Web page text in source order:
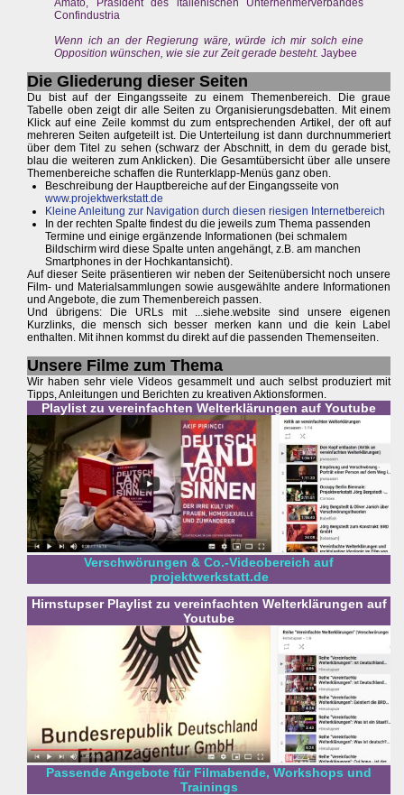
Amato, Präsident des italienischen Unternehmerverbandes
Confindustria
Wenn ich an der Regierung wäre, würde ich mir solch eine
Opposition wünschen, wie sie zur Zeit gerade besteht. Jaybee
Die Gliederung dieser Seiten
Du bist auf der Eingangsseite zu einem Themenbereich. Die graue
Tabelle oben zeigt dir alle Seiten zu Organisierungsdebatten. Mit einem
Klick auf eine Zeile kommst du zum entsprechenden Artikel, der oft auf
mehreren Seiten aufgeteilt ist. Die Unterteilung ist dann durchnummeriert
über dem Titel zu sehen (schwarz der Abschnitt, in dem du gerade bist,
blau die weiteren zum Anklicken). Die Gesamtübersicht über alle unsere
Themenbereiche schaffen die Runterklapp-Menüs ganz oben.
Beschreibung der Hauptbereiche auf der Eingangsseite von
www.projektwerkstatt.de
Kleine Anleitung zur Navigation durch diesen riesigen Internetbereich
In der rechten Spalte findest du die jeweils zum Thema passenden
Termine und einige ergänzende Informationen (bei schmalem
Bildschirm wird diese Spalte unten angehängt, z.B. am manchen
Smartphones in der Hochkantansicht).
Auf dieser Seite präsentieren wir neben der Seitenübersicht noch unsere
Film- und Materialsammlungen sowie ausgewählte andere Informationen
und Angebote, die zum Themenbereich passen.
Und übrigens: Die URLs mit ...siehe.website sind unsere eigenen
Kurzlinks, die mensch sich besser merken kann und die kein Label
enthalten. Mit ihnen kommst du direkt auf die passenden Themenseiten.
Unsere Filme zum Thema
Wir haben sehr viele Videos gesammelt und auch selbst produziert mit
Tipps, Anleitungen und Berichten zu kreativen Aktionsformen.
Playlist zu vereinfachten Welterklärungen auf Youtube
Verschwörungen & Co.-Videobereich auf
projektwerkstatt.de
Hirnstupser Playlist zu vereinfachten Welterklärungen auf
Youtube
Passende Angebote für Filmabende, Workshops und
Trainings